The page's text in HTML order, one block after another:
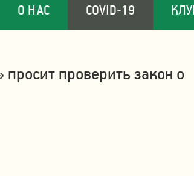
О НАС COVID-19
проверить закон о